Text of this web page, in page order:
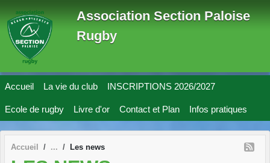
Association Section Paloise
Rugby
Accueil La vie du club INSCRIPTIONS 2026/2027
Ecole de rugby Livre d'or Contact et Plan Infos pratiques
Accueil Les news